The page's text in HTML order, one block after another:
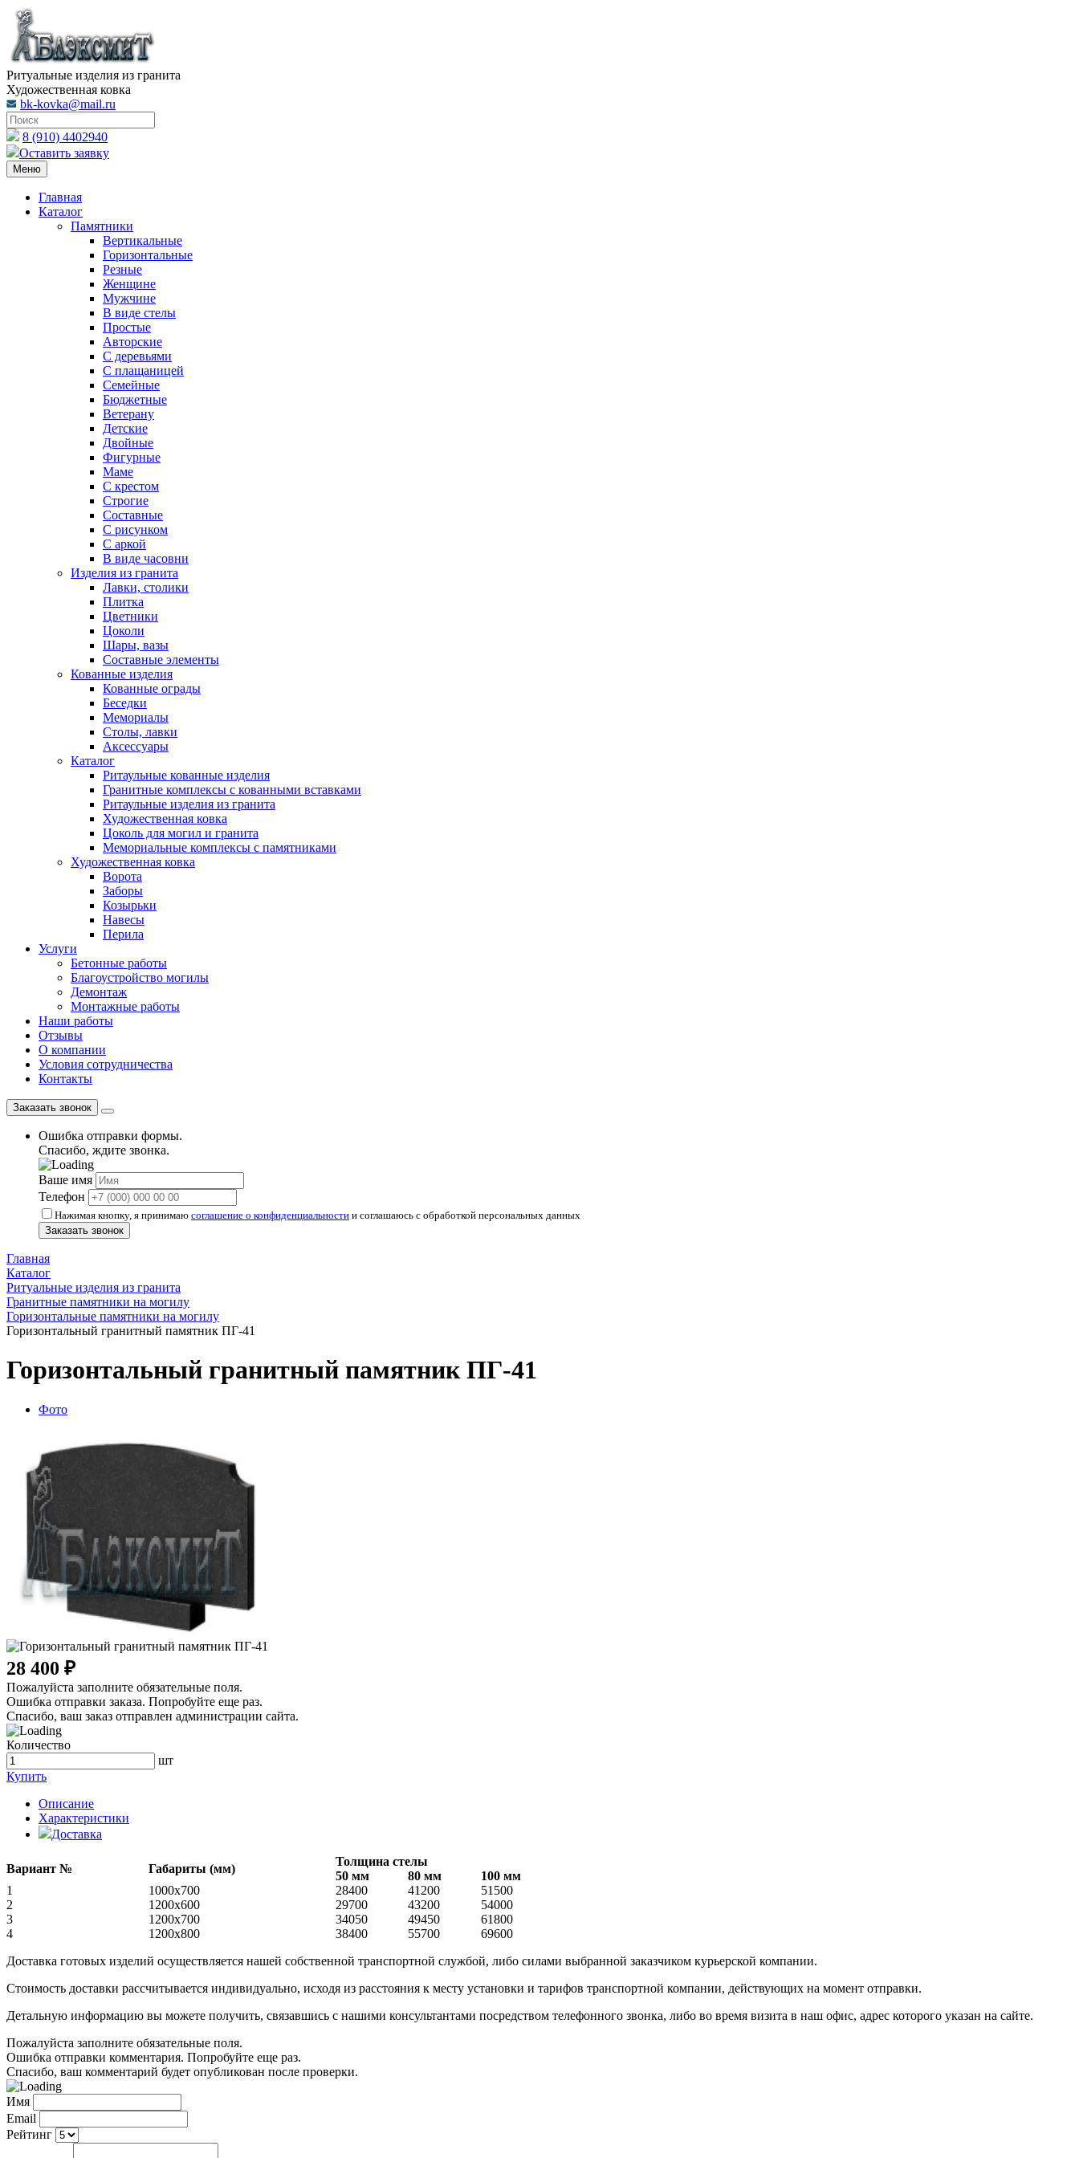
Ритуальные изделия из гранита
Художественная ковка
bk-kovka@mail.ru
8 (910) 4402940
Оставить заявку
Меню
Главная
Каталог
Памятники
Вертикальные
Горизонтальные
Резные
Женщине
Мужчине
В виде стелы
Простые
Авторские
С деревьями
С плащаницей
Семейные
Бюджетные
Ветерану
Детские
Двойные
Фигурные
Маме
С крестом
Строгие
Составные
С рисунком
С аркой
В виде часовни
Изделия из гранита
Лавки, столики
Плитка
Цветники
Цоколи
Шары, вазы
Составные элементы
Кованные изделия
Кованные ограды
Беседки
Мемориалы
Столы, лавки
Аксессуары
Каталог
Ритаульные кованные изделия
Гранитные комплексы с кованными вставками
Ритаульные изделия из гранита
Художественная ковка
Цоколь для могил и гранита
Мемориальные комплексы с памятниками
Художественная ковка
Ворота
Заборы
Козырьки
Навесы
Перила
Услуги
Бетонные работы
Благоустройство могилы
Демонтаж
Монтажные работы
Наши работы
Отзывы
О компании
Условия сотрудничества
Контакты
Заказать звонок
Ошибка отправки формы.
Спасибо, ждите звонка.
Ваше имя
Телефон
Нажимая кнопку, я принимаю соглашение о конфиденциальности и соглашаюсь с обработкой персональных данных
Заказать звонок
Главная
Каталог
Ритуальные изделия из гранита
Гранитные памятники на могилу
Горизонтальные памятники на могилу
Горизонтальный гранитный памятник ПГ-41
Горизонтальный гранитный памятник ПГ-41
Фото
28 400 ₽
Пожалуйста заполните обязательные поля.
Ошибка отправки заказа. Попробуйте еще раз.
Спасибо, ваш заказ отправлен администрации сайта.
Количество
шт
Купить
Описание
Характеристики
Доставка
Вариант № Габариты (мм)
Толщина стелы
50 мм
80 мм
100 мм
1
1000х700 28400 41200
51500
2
1200х600 29700 43200
54000
3
1200х700 34050 49450
61800
4
1200х800 38400 55700
69600
Доставка готовых изделий осуществляется нашей собственной транспортной службой, либо силами выбранной заказчиком курьерской компании.
Стоимость доставки рассчитывается индивидуально, исходя из расстояния к месту установки и тарифов транспортной компании, действующих на момент отправки.
Детальную информацию вы можете получить, связавшись с нашими консультантами посредством телефонного звонка, либо во время визита в наш офис, адрес которого указан на сайте.
Пожалуйста заполните обязательные поля.
Ошибка отправки комментария. Попробуйте еще раз.
Спасибо, ваш комментарий будет опубликован после проверки.
Имя
Email
Рейтинг